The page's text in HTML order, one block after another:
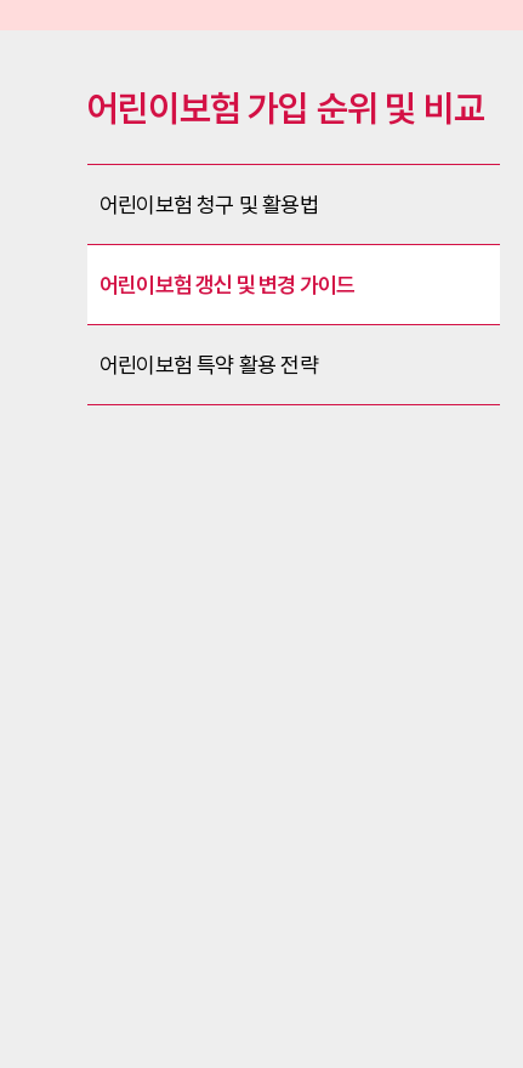
어린이보험 가입 순위 및 비교
어린이보험 청구 및 활용법
어린이보험 갱신 및 변경 가이드
어린이보험 특약 활용 전략